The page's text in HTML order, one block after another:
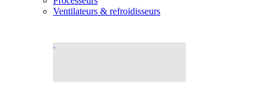
Ventilateurs & refroidisseurs